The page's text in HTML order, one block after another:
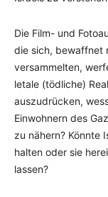
Die Film- und
die sich, bewaffnet
versammelten,
letale (tödliche)
auszudrücken,
Einwohnern des
zu nähern? Könnte
halten oder sie
lassen?